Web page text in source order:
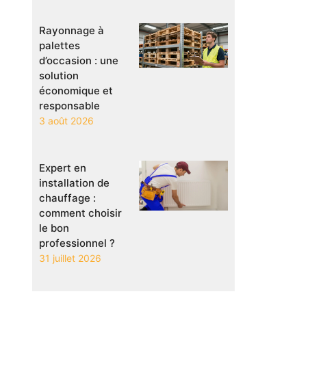
Rayonnage à
palettes
d’occasion : une
solution
économique et
responsable
3 août 2026
Expert en
installation de
chauffage :
comment choisir
le bon
professionnel ?
31 juillet 2026